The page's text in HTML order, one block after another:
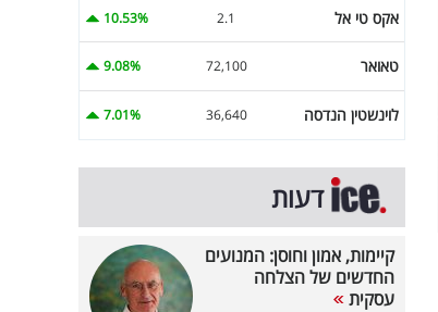
אקס טי אל 2.1
10.53%
טאואר 72,100
9.08%
לוינשטין הנדסה 36,640
7.01%
דעות
קיימות, אמון וחוסן: המנועים
החדשים של הצלחה
עסקית